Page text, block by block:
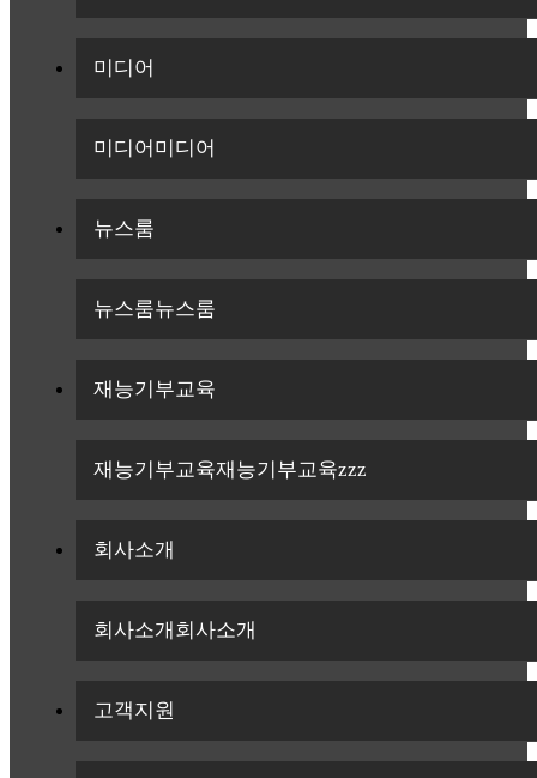
미디어
미디어 미디어
뉴스룸
뉴스룸뉴스룸
재능기부교육
재능기부교육재능기부교육zzz
회사소개
회사소개 회사소개
고객지원